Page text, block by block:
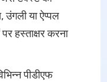
उंगली या ऐप्पल
हस्ताक्षर करना
पीडीएफ